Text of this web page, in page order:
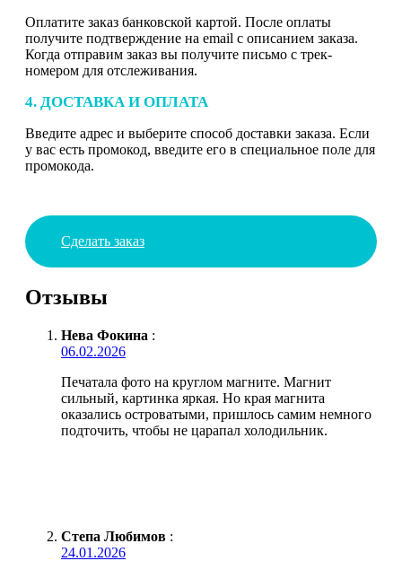
Оплатите заказ банковской картой. После оплаты
получите подтверждение на email с описанием заказа.
Когда отправим заказ вы получите письмо с трек-
номером для отслеживания.
4. ДОСТАВКА И ОПЛАТА
Введите адрес и выберите способ доставки заказа. Если
у вас есть промокод, введите его в специальное поле для
промокода.
Сделать заказ
Отзывы
Нева Фокина :
06.02.2026
Печатала фото на круглом магните. Магнит
сильный, картинка яркая. Но края магнита
оказались островатыми, пришлось самим немного
подточить, чтобы не царапал холодильник.
Степа Любимов :
24.01.2026